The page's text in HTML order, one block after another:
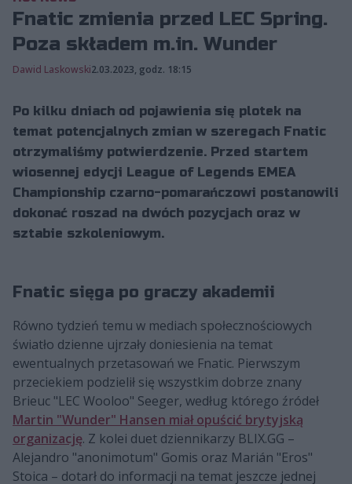
Fnatic zmienia przed LEC Spring.
Poza składem m.in. Wunder
Dawid Laskowski2.03.2023, godz. 18:15
Po kilku dniach od pojawienia się plotek na
temat potencjalnych zmian w szeregach Fnatic
otrzymaliśmy potwierdzenie. Przed startem
wiosennej edycji League of Legends EMEA
Championship czarno-pomarańczowi postanowili
dokonać roszad na dwóch pozycjach oraz w
sztabie szkoleniowym.
Fnatic sięga po graczy akademii
Równo tydzień temu w mediach społecznościowych
światło dzienne ujrzały doniesienia na temat
ewentualnych przetasowań we Fnatic. Pierwszym
przeciekiem podzielił się wszystkim dobrze znany
Brieuc "LEC Wooloo" Seeger, według którego źródeł
Martin "Wunder" Hansen miał opuścić brytyjską
organizację. Z kolei duet dziennikarzy BLIX.GG –
Alejandro "anonimotum" Gomis oraz Marián "Eros"
Stoica – dotarł do informacji na temat jeszcze jednej